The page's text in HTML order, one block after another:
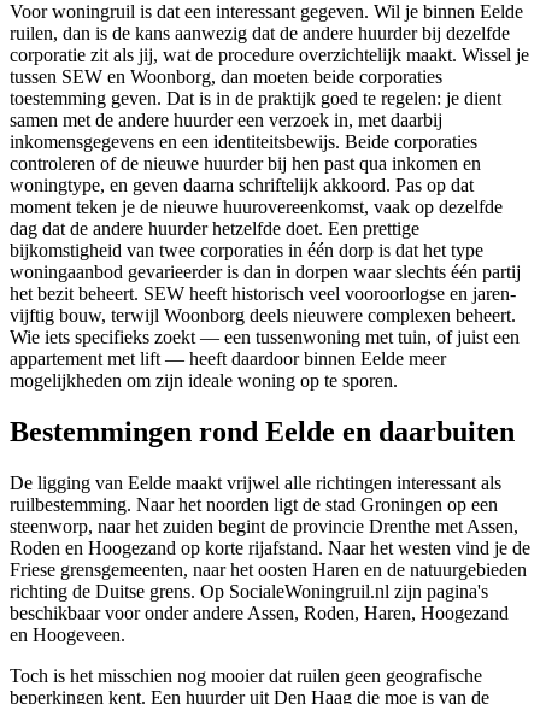
Voorwoningruil is dat een interessant gegeven. Wil je binnen Eelde
ruilen, dan is de kans aanwezig dat de andere huurder bij dezelfde
corporatie zit als jij, wat de procedure overzichtelijk maakt. Wissel je
tussen SEW en Woonborg, dan moeten beide corporaties
toestemming geven. Dat is in de praktijk goed te regelen: je dient
samen met de andere huurder een verzoek in, met daarbij
inkomensgegevens en een identiteitsbewijs. Beide corporaties
controleren of de nieuwe huurder bij hen past qua inkomen en
woningtype, en geven daarna schriftelijk akkoord. Pas op dat
moment teken je de nieuwe huurovereenkomst, vaak op dezelfde
dag dat de andere huurder hetzelfde doet. Een prettige
bijkomstigheid van twee corporaties in één dorp is dat het type
woningaanbod gevarieerder is dan in dorpen waar slechts één partij
het bezit beheert. SEW heeft historisch veel vooroorlogse en jaren-
vijftig bouw, terwijl Woonborg deels nieuwere complexen beheert.
Wie iets specifieks zoekt — een tussenwoning met tuin, of juist een
appartement met lift — heeft daardoor binnen Eelde meer
mogelijkheden om zijn ideale woning op te sporen.
Bestemmingen rond Eelde en daarbuiten
De ligging van Eelde maakt vrijwel alle richtingen interessant als
ruilbestemming. Naar het noorden ligt de stad Groningen op een
steenworp, naar het zuiden begint de provincie Drenthe met Assen,
Roden en Hoogezand op korte rijafstand. Naar het westen vind je de
Friese grensgemeenten, naar het oosten Haren en de natuurgebieden
richting de Duitse grens. Op SocialeWoningruil.nl zijn pagina's
beschikbaar voor onder andere Assen, Roden, Haren, Hoogezand
en Hoogeveen.
Toch is het misschien nog mooier dat ruilen geen geografische
beperkingen kent. Een huurder uit Den Haag die moe is van de